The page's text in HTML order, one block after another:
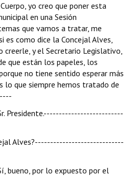
yo creo que poner esta
en una Sesión
que vamos a tratar, me
es como dice la Concejal Alves,
creerle, y el Secretario Legislativo,
que están los papeles, los
no tiene sentido esperar más
lo que siempre hemos tratado de
Presidente.--------------------------
Alves?-----------------------------
bueno, por lo expuesto por el